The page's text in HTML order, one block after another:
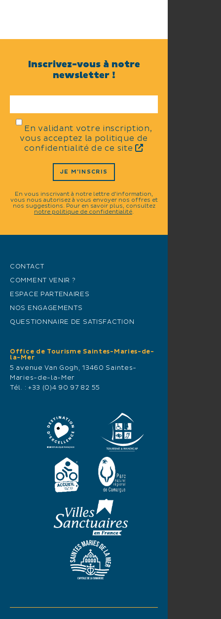
Inscrivez-vous à notre
newsletter !
En validant votre inscription,
vous acceptez la politique de
confidentialité de ce site
JE M'INSCRIS
En vous inscrivant à notre lettre d'information,
vous nous autorisez à vous envoyer nos offres et
nos suggestions. Pour en savoir plus, consultez
notre politique de confidentialité.
CONTACT
COMMENT VENIR ?
ESPACE PARTENAIRES
NOS ENGAGEMENTS
QUESTIONNAIRE DE SATISFACTION
Office de Tourisme Saintes-Maries-de-
la-Mer
5 avenue Van Gogh, 13460 Saintes-
Maries-de-la-Mer
Tél. : +33 (0)4 90 97 82 55